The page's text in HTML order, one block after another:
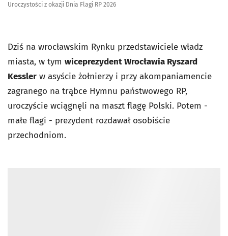
Uroczystości z okazji Dnia Flagi RP 2026
Dziś na wrocławskim Rynku przedstawiciele władz
miasta, w tym wiceprezydent Wrocławia Ryszard
Kessler w asyście żołnierzy i przy akompaniamencie
zagranego na trąbce Hymnu państwowego RP,
uroczyście wciągnęli na maszt flagę Polski. Potem -
małe flagi - prezydent rozdawał osobiście
przechodniom.